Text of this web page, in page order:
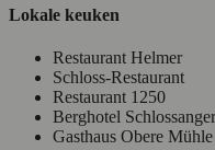
Lokale keuken
Restaurant Helmer
Schloss-Restaurant
Restaurant 1250
Berghotel
Gasthaus Obere Mühle